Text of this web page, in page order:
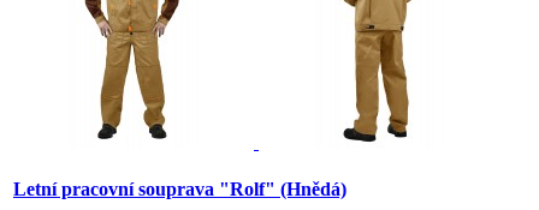
Letní pracovní souprava "Rolf" (Hnědá)